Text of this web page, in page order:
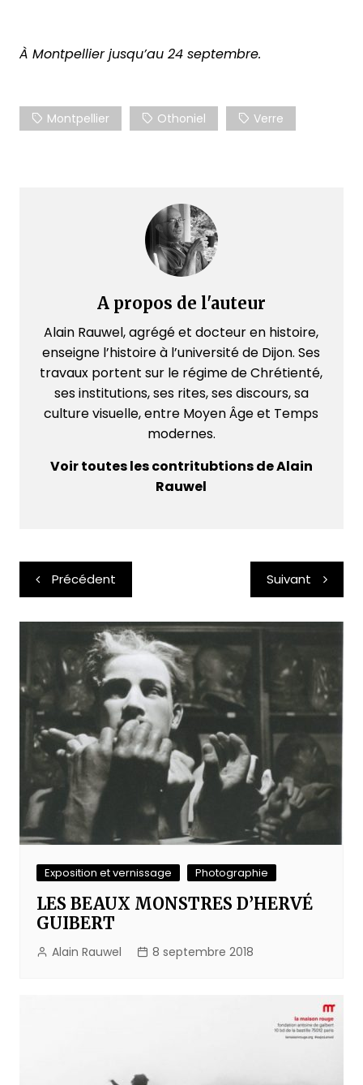
À Montpellier jusqu’au 24 septembre.
Montpellier Othoniel Verre
A propos de l'auteur
Alain Rauwel, agrégé et docteur en histoire,
enseigne l’histoire à l’université de Dijon. Ses
travaux portent sur le régime de Chrétienté,
ses institutions, ses rites, ses discours, sa
culture visuelle, entre Moyen Âge et Temps
modernes.
Voir toutes les contritubtions de Alain
Rauwel
Navigation
de
l’article
Précédent Suivant
Exposition et vernissage Photographie
LES BEAUX MONSTRES D’HERVÉ
GUIBERT
Alain Rauwel 8 septembre 2018